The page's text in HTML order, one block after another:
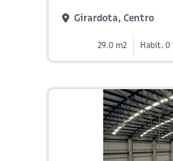
Girardota, Centro
29.0 m2 Habit. 0